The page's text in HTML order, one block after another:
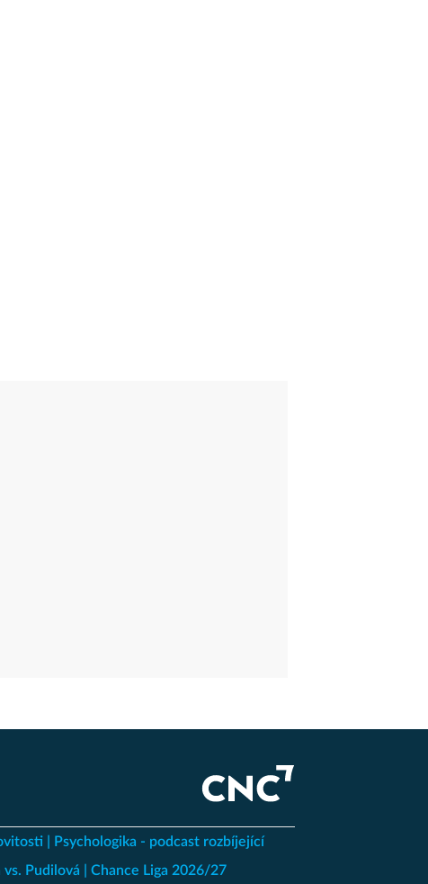
Psychologika - podcast rozbíjející
vs. Pudilová Chance Liga 2026/27